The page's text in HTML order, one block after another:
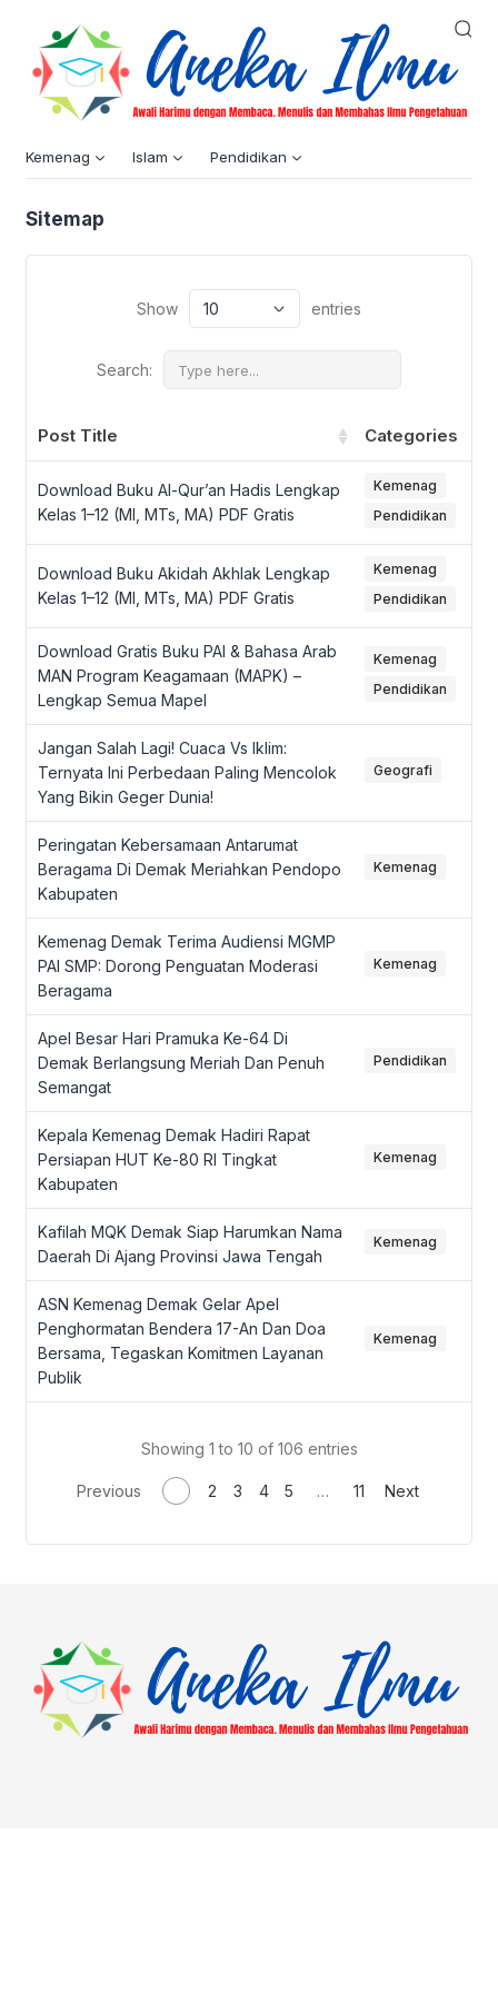
Kemenag Islam Pendidikan
Sitemap
Show entries
Search:
Post Title Categories
Download Buku Al-Qur’an Hadis Lengkap
Kelas 1–12 (MI, MTs, MA) PDF Gratis
Kemenag
Pendidikan
Download Buku Akidah Akhlak Lengkap
Kelas 1–12 (MI, MTs, MA) PDF Gratis
Kemenag
Pendidikan
Download Gratis Buku PAI & Bahasa Arab
MAN Program Keagamaan (MAPK) –
Lengkap Semua Mapel
Kemenag
Pendidikan
Jangan Salah Lagi! Cuaca Vs Iklim:
Ternyata Ini Perbedaan Paling Mencolok
Yang Bikin Geger Dunia!
Geografi
Peringatan Kebersamaan Antarumat
Beragama Di Demak Meriahkan Pendopo
Kabupaten
Kemenag
Kemenag Demak Terima Audiensi MGMP
PAI SMP: Dorong Penguatan Moderasi
Beragama
Kemenag
Apel Besar Hari Pramuka Ke-64 Di
Demak Berlangsung Meriah Dan Penuh
Semangat
Pendidikan
Kepala Kemenag Demak Hadiri Rapat
Persiapan HUT Ke-80 RI Tingkat
Kabupaten
Kemenag
Kafilah MQK Demak Siap Harumkan Nama
Daerah Di Ajang Provinsi Jawa Tengah
Kemenag
ASN Kemenag Demak Gelar Apel
Penghormatan Bendera 17-An Dan Doa
Bersama, Tegaskan Komitmen Layanan
Publik
Kemenag
Showing 1 to 10 of 106 entries
Previous 2 3 4 5 … 11 Next